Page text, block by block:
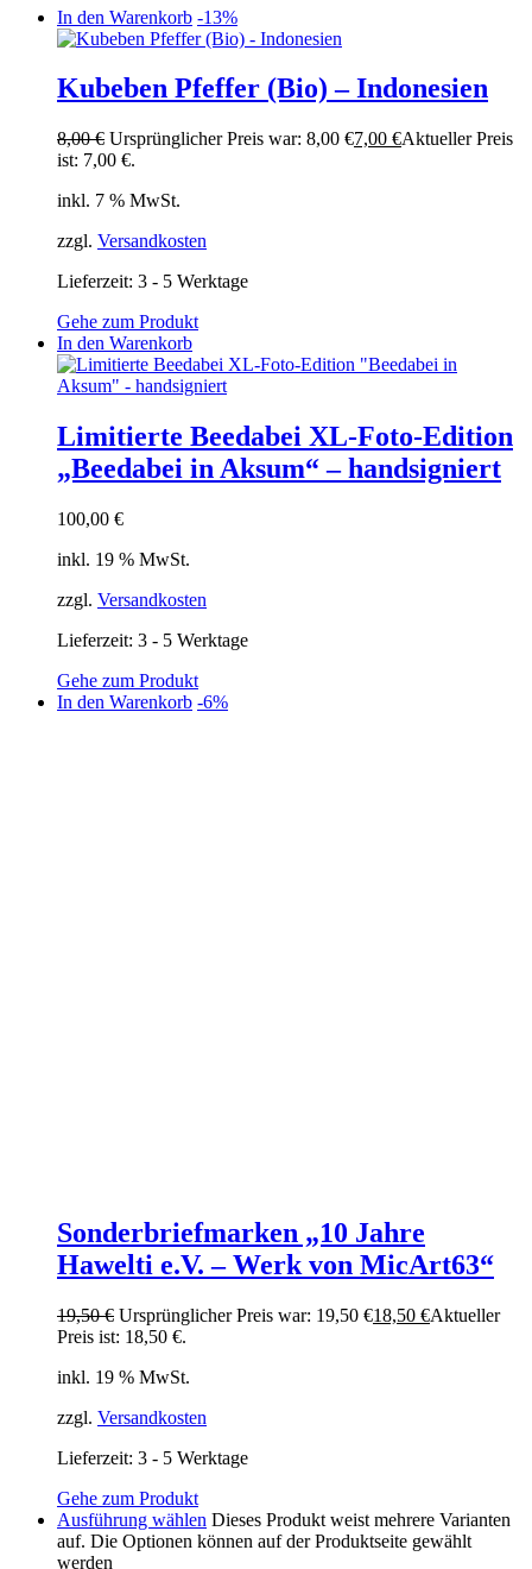
In den Warenkorb -13%
Kubeben Pfeffer (Bio) – Indonesien
8,00€ Ursprünglicher Preis war: 8,00 €7,00 €Aktueller Preis
ist: 7,00 €.
inkl. 7 % MwSt.
zzgl. Versandkosten
Lieferzeit: 3 - 5 Werktage
Gehe zum Produkt
In den Warenkorb
Limitierte Beedabei XL-Foto-Edition
„Beedabei in Aksum“ – handsigniert
100,00 €
inkl. 19 % MwSt.
zzgl. Versandkosten
Lieferzeit: 3 - 5 Werktage
Gehe zum Produkt
In den Warenkorb -6%
Sonderbriefmarken „10 Jahre
Hawelti e.V. – Werk von MicArt63“
19,50€ Ursprünglicher Preis war: 19,50 €18,50 €Aktueller
Preis ist: 18,50 €.
inkl. 19 % MwSt.
zzgl. Versandkosten
Lieferzeit: 3 - 5 Werktage
Gehe zum Produkt
Ausführung wählen Dieses Produkt weist mehrere Varianten
auf. Die Optionen können auf der Produktseite gewählt
werden